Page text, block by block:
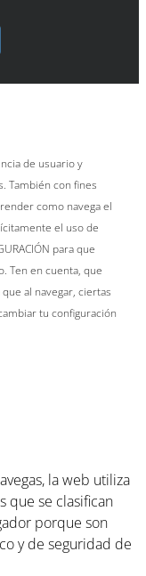
de usuario y
También con fines
como navega el
el uso de
para que
Ten en cuenta, que
al navegar, ciertas
tu configuración
la web utiliza
que se clasifican
porque son
y de seguridad de